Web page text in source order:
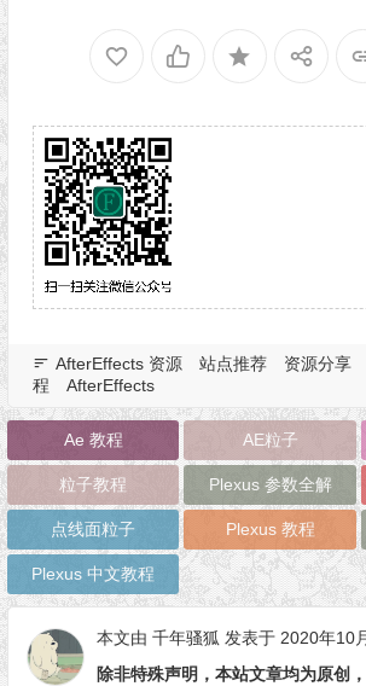
AfterEffects 资源 站点推荐 资源分享
程
AfterEffects
Ae 教程 AE粒子
粒子教程 Plexus 参数全解
点线面粒子 Plexus 教程
Plexus 中文教程
本文由 千年骚狐 发表于 2020年10
除非特殊声明，本站文章均为原创